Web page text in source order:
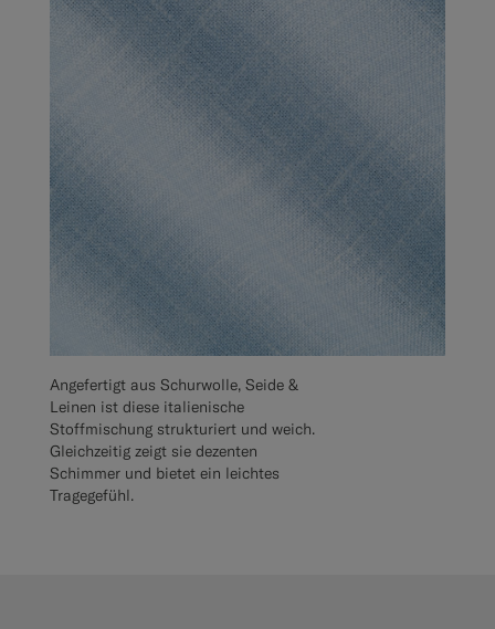
Angefertigt aus Schurwolle, Seide &
Leinen ist diese italienische
Stoffmischung strukturiert und weich.
Gleichzeitig zeigt sie dezenten
Schimmer und bietet ein leichtes
Tragegefühl.